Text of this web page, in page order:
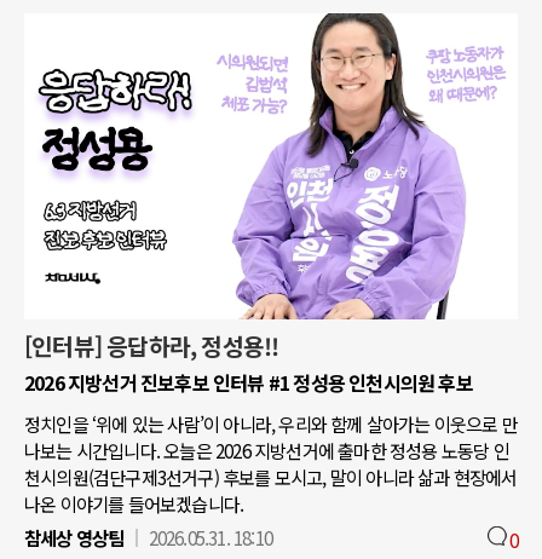
[인터뷰] 응답하라, 정성용!!
2026 지방선거 진보후보 인터뷰 #1 정성용 인천시의원 후보
정치인을 ‘위에 있는 사람’이 아니라, 우리와 함께 살아가는 이웃으로 만
나보는 시간입니다. 오늘은 2026 지방선거에 출마한 정성용 노동당 인
천시의원(검단구제3선거구) 후보를 모시고, 말이 아니라 삶과 현장에서
나온 이야기를 들어보겠습니다.
참세상 영상팀
2026.05.31. 18:10 0